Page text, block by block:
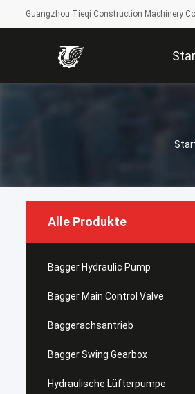
Guangzhou Tieqi Construction Machinery
Alle Produkte
Bagger Hydraulic Pump
Bagger Main Control Valve
Baggerachsantrieb
Bagger Swing Gearbox
Hydraulische Lüfterpumpe